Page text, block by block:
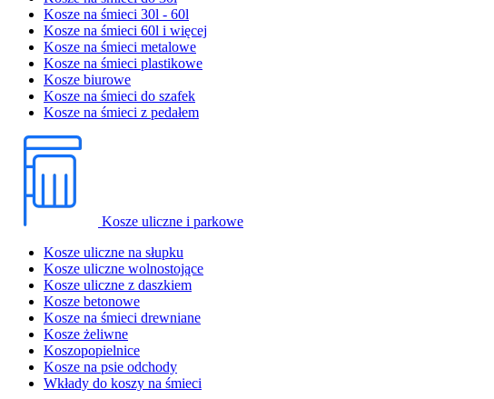
Kosze na śmieci 30l - 60l
Kosze na śmieci 60l i więcej
Kosze na śmieci metalowe
Kosze na śmieci plastikowe
Kosze biurowe
Kosze na śmieci do szafek
Kosze na śmieci z pedałem
Kosze uliczne i parkowe
Kosze uliczne na słupku
Kosze uliczne wolnostojące
Kosze uliczne z daszkiem
Kosze betonowe
Kosze na śmieci drewniane
Kosze żeliwne
Koszopopielnice
Kosze na psie odchody
Wkłady do koszy na śmieci